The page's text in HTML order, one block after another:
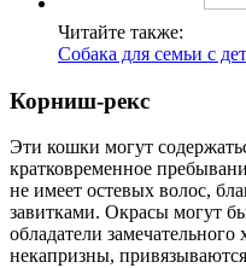
Читайте также:
Собака для семьи с
Корниш-рекс
Эти кошки могут
кратковременное
не имеет остевых волос,
завитками. Окрасы могут
обладатели
некапризны,